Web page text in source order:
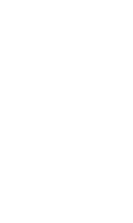
personale i receptionen
service fra et venligt og kyndigt team,
transport og lokale anbefalinger på